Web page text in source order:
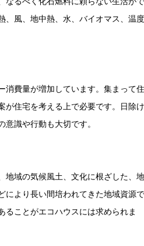
、風、地中熱、水、バイオマス、温度
消費量が増加しています。集まって住
が住宅を考える上で必要です。日除け
識や行動も大切です。
地域の気候風土、文化に根ざした、地
により長い間培われてきた地域資源で
ることがエコハウスには求められま